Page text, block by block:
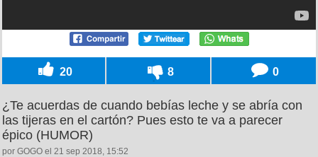
20 8 0
¿Te acuerdas de cuando bebías leche y se abría con
las tijeras en el cartón? Pues esto te va a parecer
épico (HUMOR)
por GOGO el 21 sep 2018, 15:52